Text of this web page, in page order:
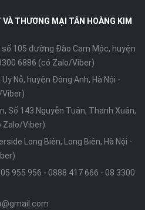
THƯƠNG MẠI TÂN HOÀNG KIM
105 đường Đào Cam Mộc, huyện
6886 (có Zalo/Viber)
Nỗ, huyện Đông Anh, Hà Nội -
Viber)
Số 143 Nguyễn Tuân, Thanh Xuân,
Zalo/Viber)
Long Biên, Long Biên, Hà Nội -
955 956 - 0888 417 666 - 08 3300